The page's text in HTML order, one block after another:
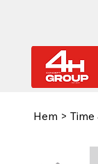
Hem >